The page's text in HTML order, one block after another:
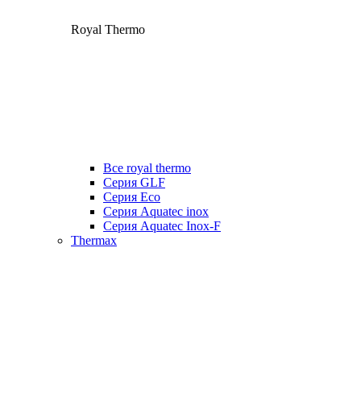
Royal Thermo
Все royal thermo
Серия GLF
Серия Eco
Серия Aquatec inox
Серия Aquatec Inox-F
Thermax